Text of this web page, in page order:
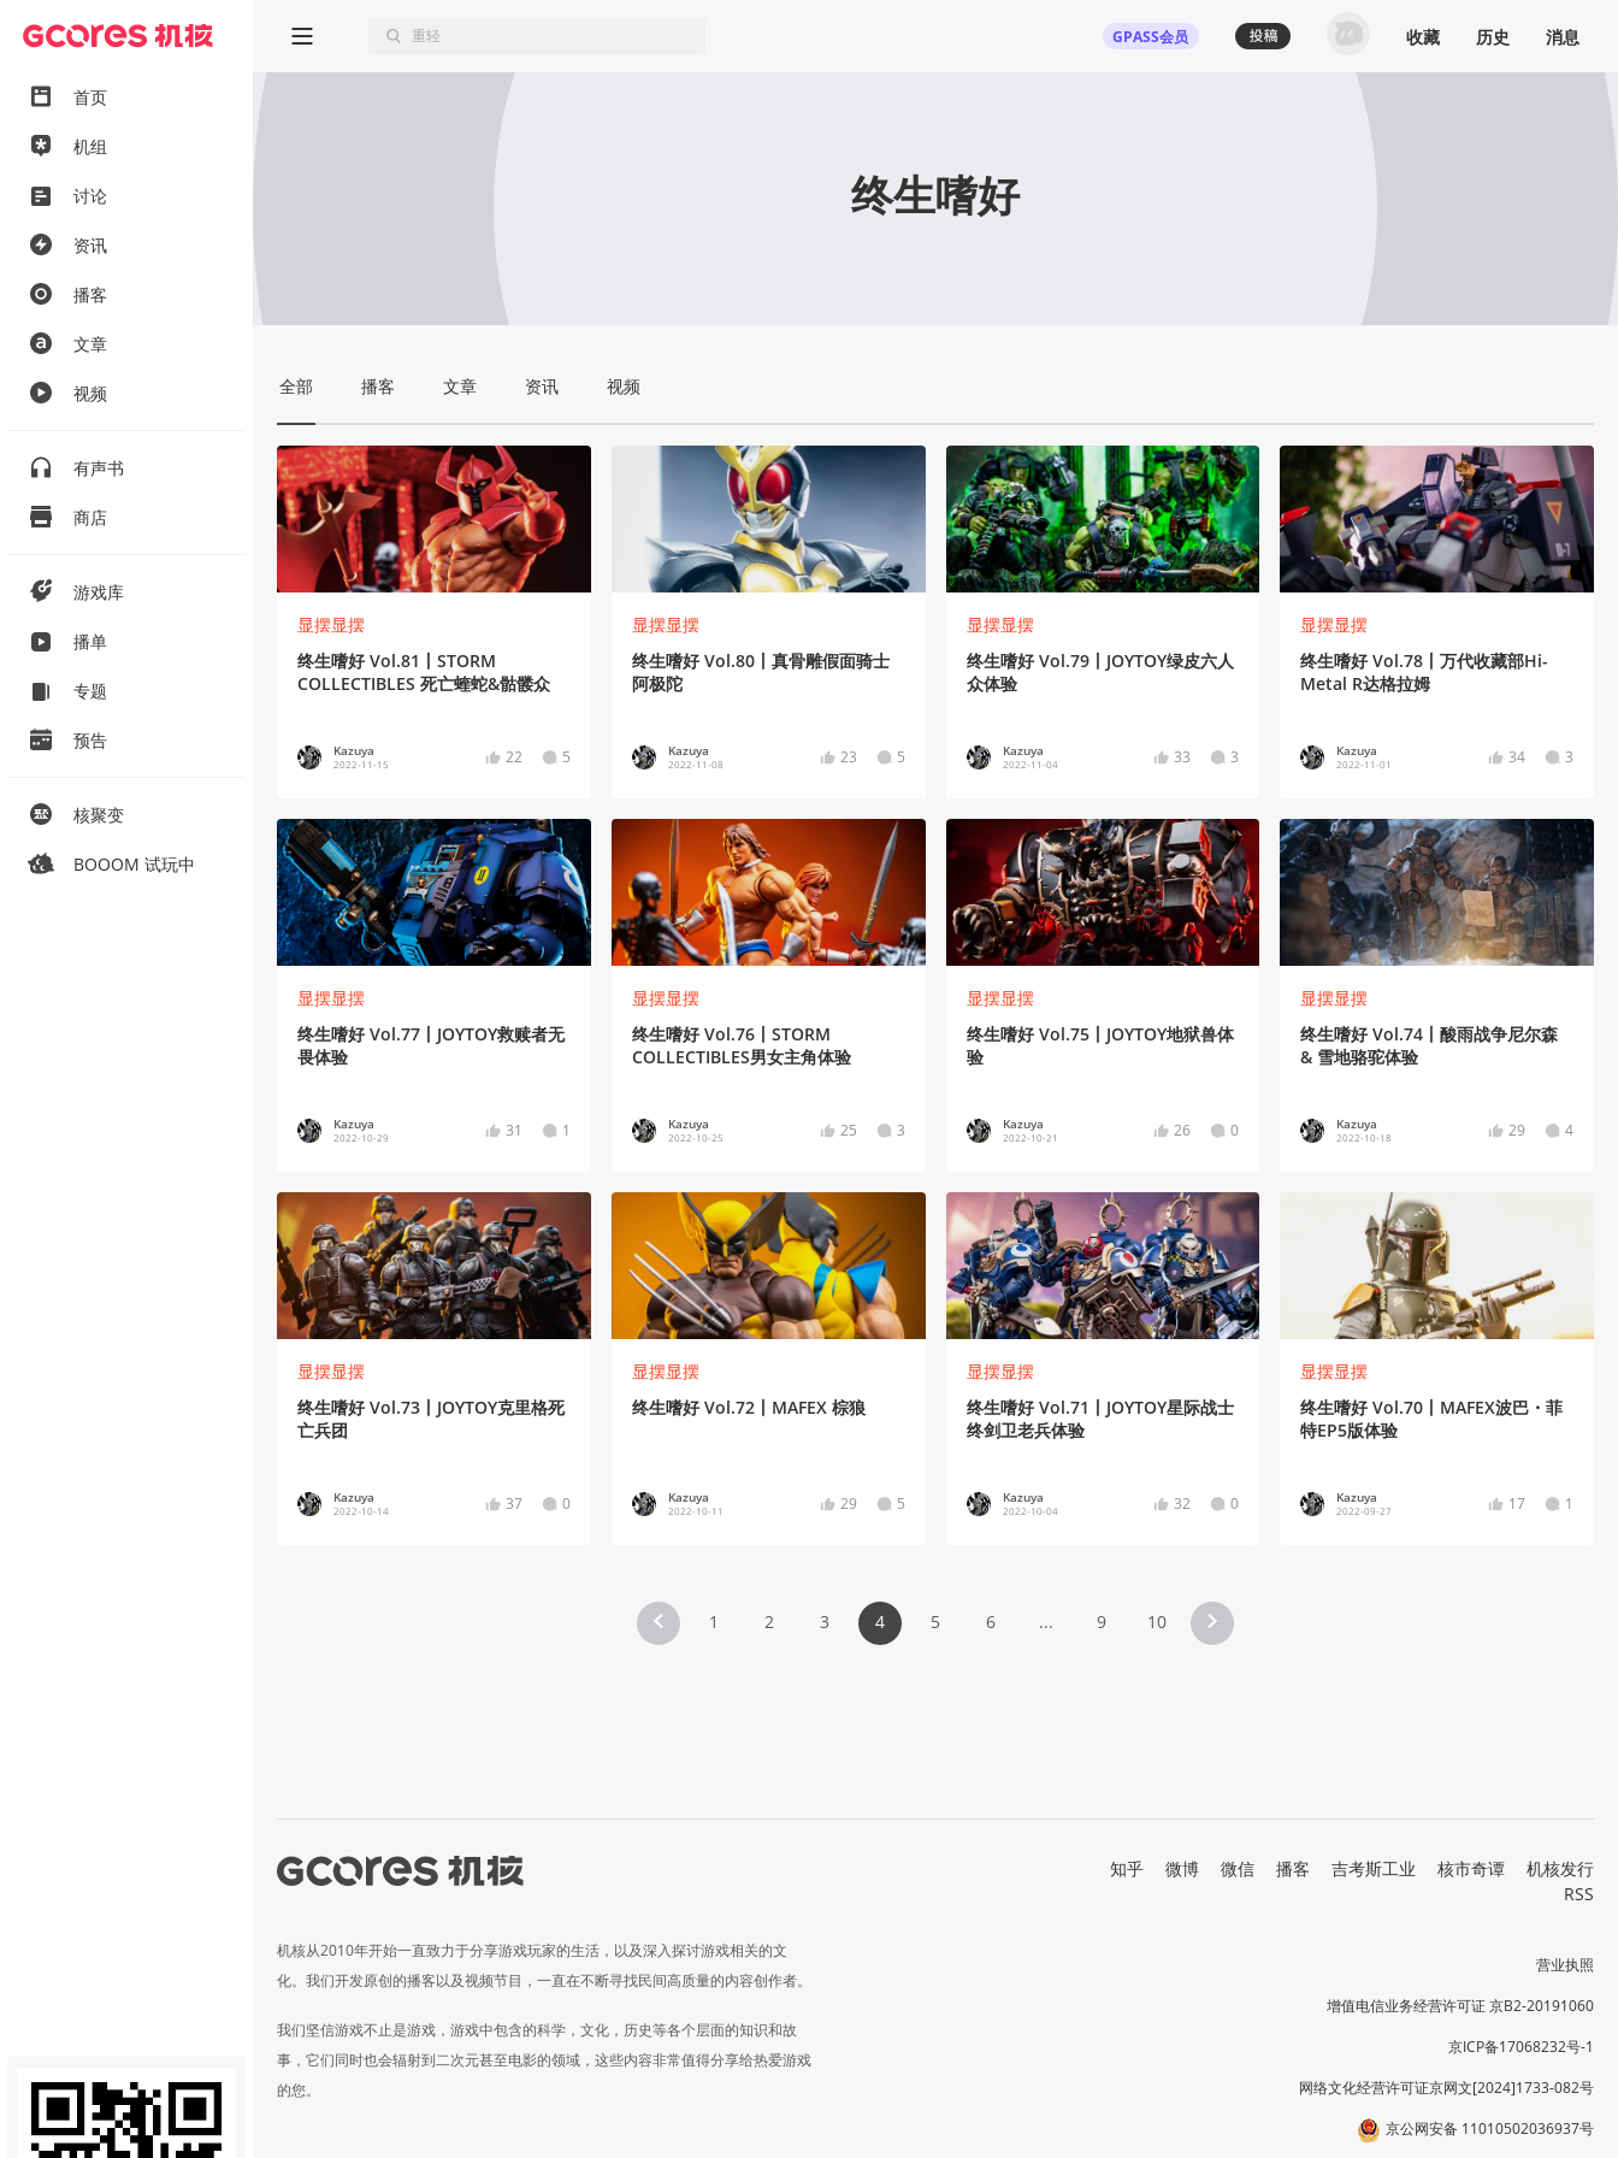
首页
机组
讨论
资讯
播客
文章
视频
有声书
商店
游戏库
播单
专题
预告
核聚变
BOOOM 试玩中
GPASS会员 收藏 历史 消息
终生嗜好
全部 播客 文章 资讯 视频
显摆显摆
终生嗜好 Vol.81丨STORM
COLLECTIBLES 死亡蝰蛇&骷髅众
Kazuya
2022-11-15 22 5
显摆显摆
终生嗜好 Vol.80丨真骨雕假面骑士
阿极陀
Kazuya
2022-11-08 23 5
显摆显摆
终生嗜好 Vol.79丨JOYTOY绿皮六人
众体验
Kazuya
2022-11-04 33 3
显摆显摆
终生嗜好 Vol.78丨万代收藏部Hi-
Metal R达格拉姆
Kazuya
2022-11-01 34 3
显摆显摆
终生嗜好 Vol.77丨JOYTOY救赎者无
畏体验
Kazuya
2022-10-29 31 1
显摆显摆
终生嗜好 Vol.76丨STORM
COLLECTIBLES男女主角体验
Kazuya
2022-10-25 25 3
显摆显摆
终生嗜好 Vol.75丨JOYTOY地狱兽体
验
Kazuya
2022-10-21 26 0
显摆显摆
终生嗜好 Vol.74丨酸雨战争尼尔森
& 雪地骆驼体验
Kazuya
2022-10-18 29 4
显摆显摆
终生嗜好 Vol.73丨JOYTOY克里格死
亡兵团
Kazuya
2022-10-14 37 0
显摆显摆
终生嗜好 Vol.72丨MAFEX 棕狼
Kazuya
2022-10-11 29 5
显摆显摆
终生嗜好 Vol.71丨JOYTOY星际战士
终剑卫老兵体验
Kazuya
2022-10-04 32 0
显摆显摆
终生嗜好 Vol.70丨MAFEX波巴・菲
特EP5版体验
Kazuya
2022-09-27 17 1
1 2 3 4 5 6 ... 9 10
机核从2010年开始一直致力于分享游戏玩家的生活，以及深入探讨游戏相关的文
化。我们开发原创的播客以及视频节目，一直在不断寻找民间高质量的内容创作者。
我们坚信游戏不止是游戏，游戏中包含的科学，文化，历史等各个层面的知识和故
事，它们同时也会辐射到二次元甚至电影的领域，这些内容非常值得分享给热爱游戏
的您。
知乎 微博 微信 播客 吉考斯工业 核市奇谭
机核发行
RSS
营业执照
增值电信业务经营许可证 京B2-20191060
京ICP备17068232号-1
网络文化经营许可证京网文[2024]1733-082号
京公网安备 11010502036937号